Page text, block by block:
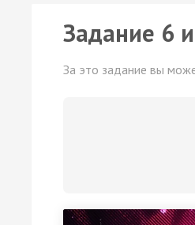
Задание 6
За это задание вы